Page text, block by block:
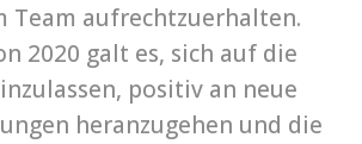
Team aufrechtzuerhalten.
2020 galt es, sich auf die
positiv an neue
heranzugehen und die